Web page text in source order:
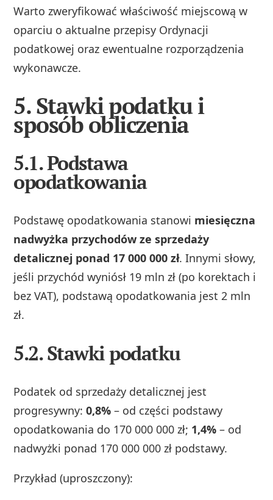
Warto zweryfikować właściwość miejscową w
oparciu o aktualne przepisy Ordynacji
podatkowej oraz ewentualne rozporządzenia
wykonawcze.
5. Stawki podatku i
sposób obliczenia
5.1. Podstawa
opodatkowania
Podstawę opodatkowania stanowi miesięczna
nadwyżka przychodów ze sprzedaży
detalicznej ponad 17 000 000 zł. Innymi słowy,
jeśli przychód wyniósł 19 mln zł (po korektach i
bez VAT), podstawą opodatkowania jest 2 mln
zł.
5.2. Stawki podatku
Podatek od sprzedaży detalicznej jest
progresywny:0,8% – od części podstawy
opodatkowania do 170 000 000 zł; 1,4% – od
nadwyżki ponad 170 000 000 zł podstawy.
Przykład (uproszczony):